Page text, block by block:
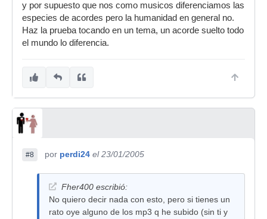
y por supuesto que nos como musicos diferenciamos las
especies de acordes pero la humanidad en general no.
Haz la prueba tocando en un tema, un acorde suelto todo
el mundo lo diferencia.
#8 por perdi24 el 23/01/2005
Fher400 escribió:
No quiero decir nada con esto, pero si tienes un
rato oye alguno de los mp3 q he subido (sin ti y